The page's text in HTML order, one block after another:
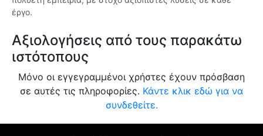
έργο.
Αξιολογήσεις από τους παρακάτω
ιστότοπους
Μόνο οι εγγεγραμμένοι χρήστες έχουν πρόσβαση
σε αυτές τις πληροφορίες. Κάντε κλικ εδώ για να
συνδεθείτε.